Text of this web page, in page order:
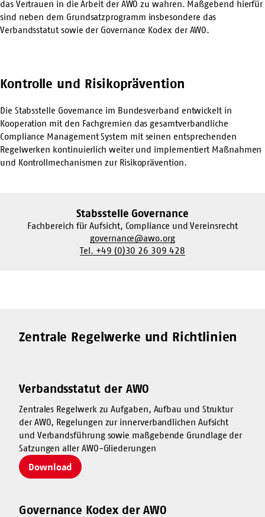
das Vertrauen in die Arbeit der AWO zu wahren. Maßgebend hierfür
sind neben dem Grundsatzprogramm insbesondere das
Verbandsstatut sowie der Governance Kodex der AWO.
Kontrolle und Risikoprävention
Die Stabsstelle Governance im Bundesverband entwickelt in
Kooperation mit den Fachgremien das gesamtverbandliche
Compliance Management System mit seinen entsprechenden
Regelwerken kontinuierlich weiter und implementiert Maßnahmen
und Kontrollmechanismen zur Risikoprävention.
Stabsstelle Governance
Fachbereich für Aufsicht, Compliance und Vereinsrecht
governance@awo.org
Tel. +49 (0)30 26 309 428
Zentrale Regelwerke und Richtlinien
Verbandsstatut der AWO
Zentrales Regelwerk zu Aufgaben, Aufbau und Struktur
der AWO, Regelungen zur innerverbandlichen Aufsicht
und Verbandsführung sowie maßgebende Grundlage der
Satzungen aller AWO-Gliederungen
Download
Governance Kodex der AWO